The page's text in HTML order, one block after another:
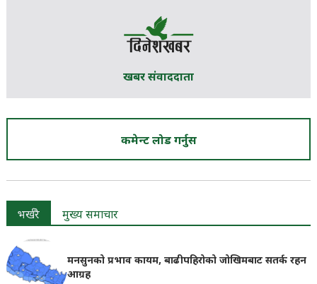
खबर संवाददाता
कमेन्ट लोड गर्नुस
भर्खरै मुख्य समाचार
मनसुनको प्रभाव कायम, बाढीपहिरोको जोखिमबाट सतर्क रहन
आग्रह